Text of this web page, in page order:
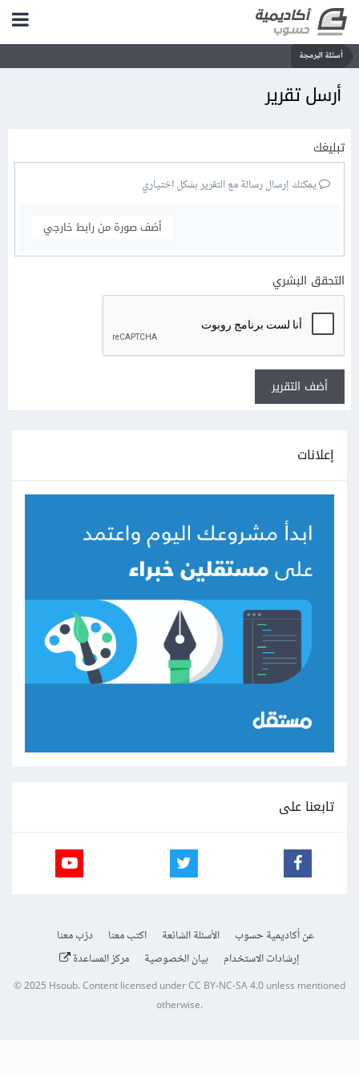
أسئلة البرمجة
أرسل تقرير
تبليغك
يمكنك إرسال رسالة مع التقرير بشكل اختياري
أضف صورة من رابط خارجي
التحقق البشري
أضف التقرير
إعلانات
تابعنا على
عن أكاديمية حسوب الأسئلة الشائعة اكتب معنا
درّب معنا
إرشادات الاستخدام
بيان الخصوصية مركز المساعدة
© 2025 Hsoub.Content licensed underCC BY-NC-SA 4.0unless mentioned
otherwise.